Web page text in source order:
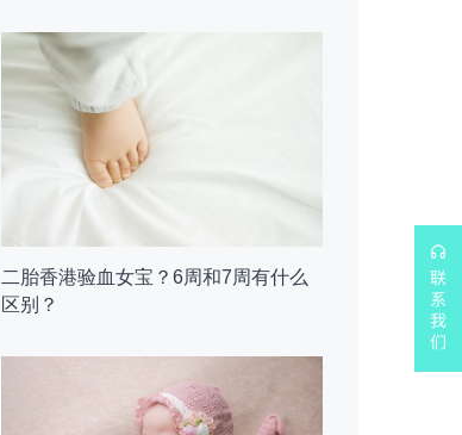
二胎香港验血女宝？6周和7周有什么
区别？